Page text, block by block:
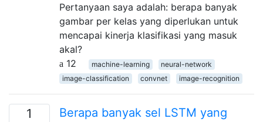
Pertanyaan saya adalah: berapa banyak
gambar per kelas yang diperlukan untuk
mencapai kinerja klasifikasi yang masuk
akal?
12
machine-learning
neural-network
image-classification
convnet image-recognition
1
Berapa banyak sel LSTM yang